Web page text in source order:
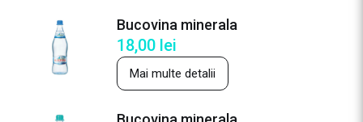
Bucovina minerala
18,00 lei
Mai multe detalii